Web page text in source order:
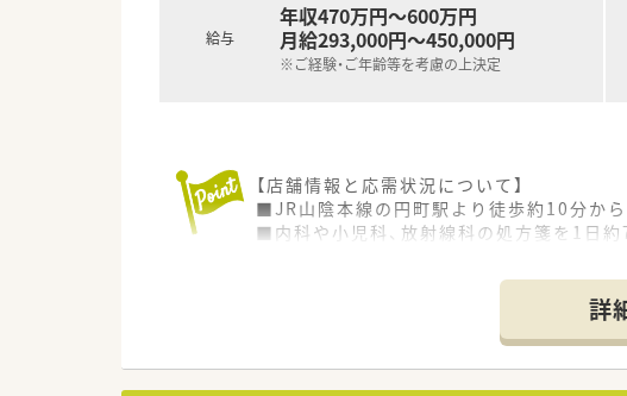
給与
年収470万円～600万円
月給293,000円～450,000円
※ご経験・ご年齢等を考慮の上決定
【店舗情報と応需状況について】
■JR山陰本線の円町駅より徒歩約10分から
■内科や小児科、放射線科の処方箋を1日約
■大阪府に本社を置き300店舗以上を展開
■調剤売上の比率が高く、調剤専門店や病
■医薬品だけでなく未病や美容、介護など
詳